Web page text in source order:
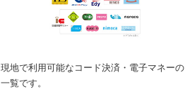
現地で利用可能なコード決済・電子マネーの
一覧です。